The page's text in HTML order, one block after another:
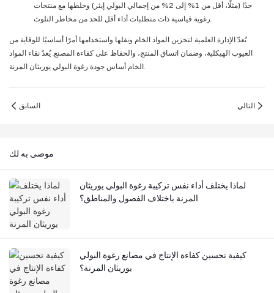
جدًا (مثلًا، أقل من 1% إلى 2% من إجمالي البولي إيثر) وخلطها مع منتجات
رغوية قياسية ذات متطلبات أداء أقل للحد من مخاطر التلوث.
تُعدّ الإدارة العلمية لتخزين المواد الخام ونقلها واستخدامها أمرًا أساسيًا للوقاية من
العيوب الهيكلية، وضمان اتساق المنتج، والحفاظ على كفاءة المصنع. يُعدّ نقاء المواد
الخام أساس جودة رغوة البولي يوريثان المرنة.
السابق التالي
موصى به لك
لماذا يختلف أداء نفس تركيبة رغوة البولي يوريثان
المرنة باختلاف الفصول والمناطق؟
كيفية تحسين كفاءة الإنتاج في مصانع رغوة البولي
يوريثان المرنة؟